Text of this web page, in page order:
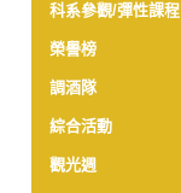
科系參觀/彈性課程
榮譽榜
調酒隊
綜合活動
觀光週